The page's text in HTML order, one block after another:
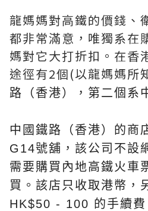
龍媽媽對高鐵的價錢、
都非常滿意，唯獨系在
媽對它大打折扣。在香
途徑有2個(以龍媽媽所
路（香港）
，第二個系
中國鐵路（香港）的商
G14號舖，該公司不設
需要購買內地高鐵火車
買。該店只收取港幣，
HK$50 - 100 的手續費